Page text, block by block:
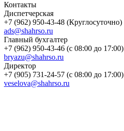
Контакты
Диспетчерская
+7 (962) 950-43-48 (Круглосуточно)
ads@shahrso.ru
Главный бухгалтер
+7 (962) 950-43-46 (с 08:00 до 17:00)
bryazu@shahrso.ru
Директор
+7 (905) 731-24-57 (с 08:00 до 17:00)
veselova@shahrso.ru